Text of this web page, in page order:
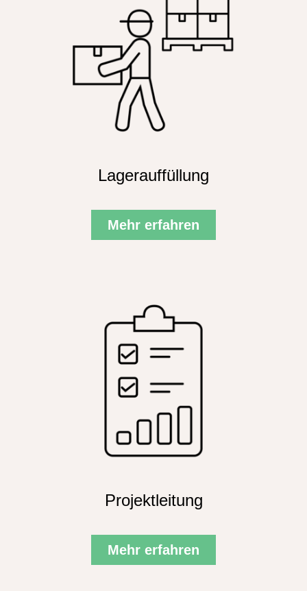
Lagerauffüllung
Mehr erfahren
Projektleitung
Mehr erfahren